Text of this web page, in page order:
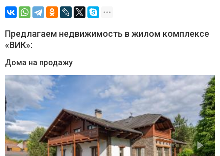
Предлагаем недвижимость в жилом комплексе
«ВИК»:
Дома на продажу